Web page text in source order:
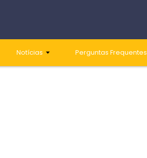
Notícias Perguntas Frequentes